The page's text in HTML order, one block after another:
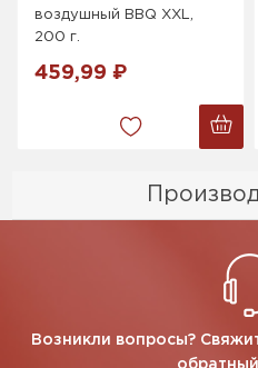
воздушный BBQ XXL,
200 г.
459,99 ₽
Возникли вопросы?